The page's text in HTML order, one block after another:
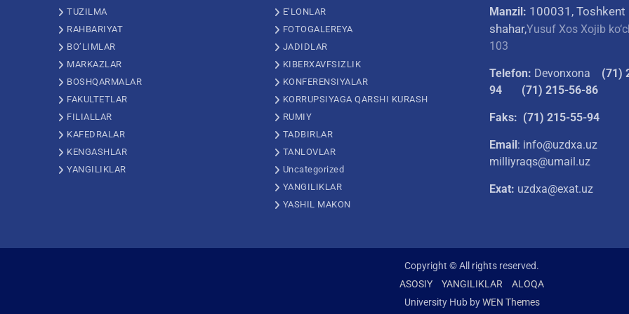
TUZILMA
RAHBARIYAT
BO’LIMLAR
MARKAZLAR
BOSHQARMALAR
FAKULTETLAR
FILIALLAR
KAFEDRALAR
KENGASHLAR
YANGILIKLAR
E’LONLAR
FOTOGALEREYA
JADIDLAR
KIBERXAVFSIZLIK
KONFERENSIYALAR
KORRUPSIYAGA QARSHI KURASH
RUMIY
TADBIRLAR
TANLOVLAR
Uncategorized
YANGILIKLAR
YASHIL MAKON
Manzil: 100031, Toshkent
shahar,Yusuf Xos Xojib
103
Telefon: Devonxona (71)
94
(71) 215-56-86
Faks: (71) 215-55-94
Email: info@uzdxa.uz
milliyraqs@umail.uz
Exat: uzdxa@exat.uz
Copyright © All rights reserved.
ASOSIY
YANGILIKLAR
ALOQA
University Hub byWEN Themes